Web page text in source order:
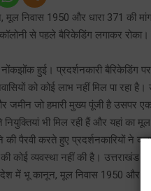
निवास 1950 और धारा 371 की
से पहले बैरिकेडिंग लगाकर
हुई। प्रदर्शनकारी बैरिकेडिंग
को कोई लाभ नहीं मिल पा रहा है।
जो हमारी मुख्य पूंजी है उसपर
भी मिल रही हैं और यहां का मूल
करते हुए प्रदर्शनकारियों ने कहा
व्यवस्था नहीं की है। उत्तराखंड के
में भू कानून, मूल निवास 1950 और